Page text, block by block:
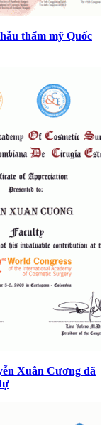
thẩm mỹ Quốc
Xuân Cương đã